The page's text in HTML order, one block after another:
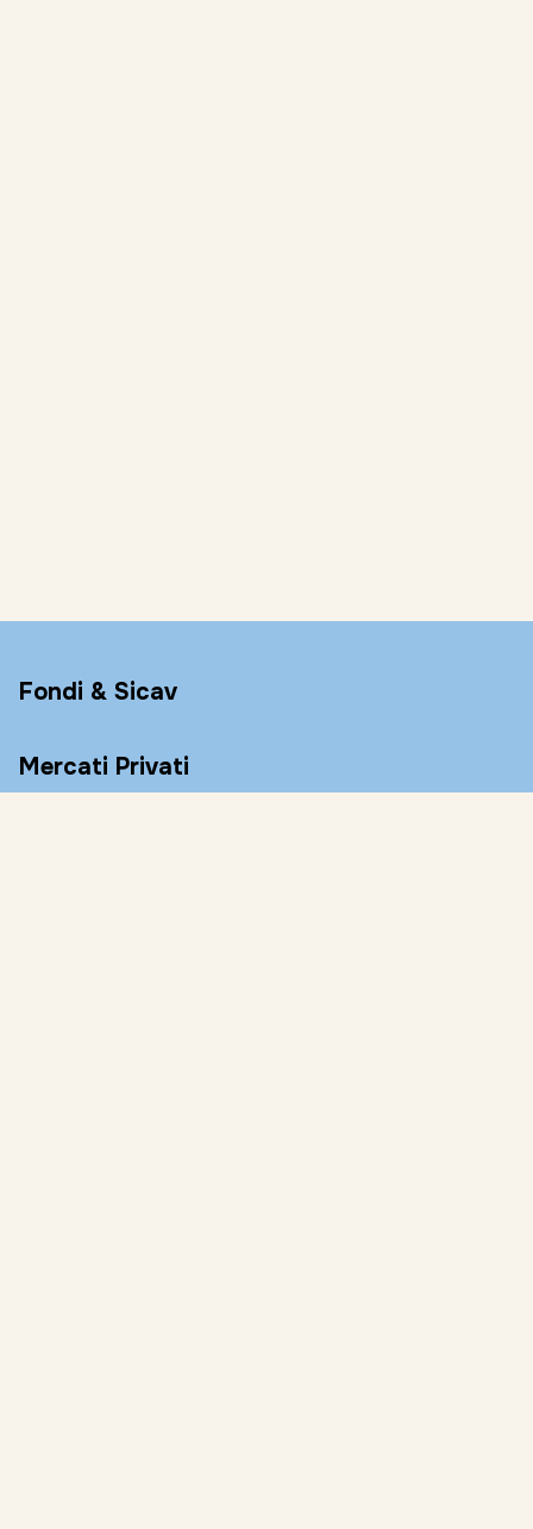
Fondi & Sicav
Mercati Privati